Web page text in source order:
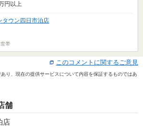
円以上
タウン四日市泊店
世帯
このコメントに関するご意見
り、現在の提供サービスについて内容を保証するものではあ
舗
店